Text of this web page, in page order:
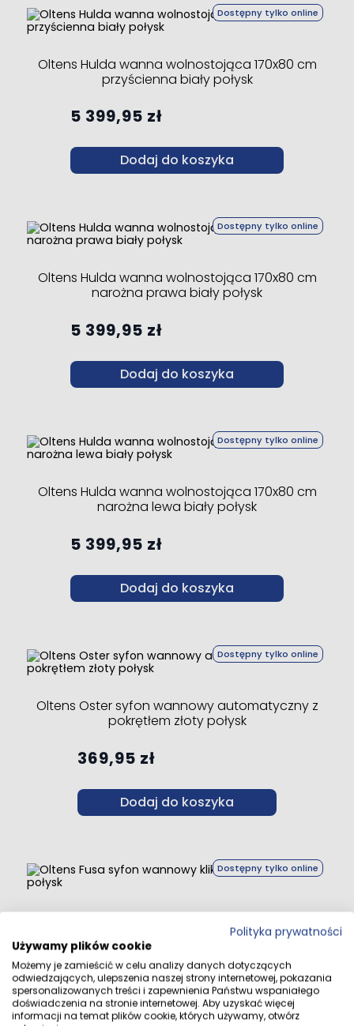
Dostępny tylko online
Oltens Hulda wanna wolnostojąca 170x80 cm
przyścienna biały połysk
5 399,95 zł
Dodaj do koszyka
Dostępny tylko online
Oltens Hulda wanna wolnostojąca 170x80 cm
narożna prawa biały połysk
5 399,95 zł
Dodaj do koszyka
Dostępny tylko online
Oltens Hulda wanna wolnostojąca 170x80 cm
narożna lewa biały połysk
5 399,95 zł
Dodaj do koszyka
Dostępny tylko online
Oltens Oster syfon wannowy automatyczny z
pokrętłem złoty połysk
369,95 zł
Dodaj do koszyka
Dostępny tylko online
359,95 zł
Dodaj do koszyka
Polityka prywatności
Używamy plików cookie
Możemy je zamieścić w celu analizy danych dotyczących
odwiedzających, ulepszenia naszej strony internetowej, pokazania
spersonalizowanych treści i zapewnienia Państwu wspaniałego
doświadczenia na stronie internetowej. Aby uzyskać więcej
informacji na temat plików cookie, których używamy, otwórz